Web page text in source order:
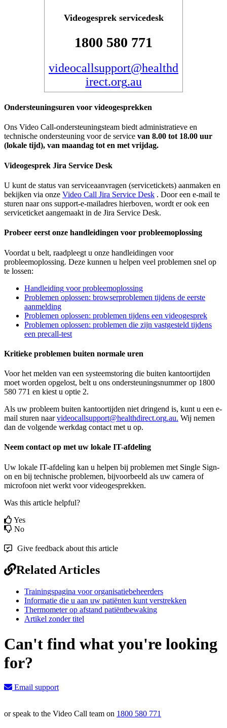
Videogesprek servicedesk
1800 580 771
videocallsupport@healthd
irect.org.au
Ondersteuningsuren voor videogesprekken
Ons Video Call-ondersteuningsteam biedt administratieve en
technische ondersteuning voor de service van 8.00 tot 18.00 uur
(lokale tijd), van maandag tot en met vrijdag.
Videogesprek Jira Service Desk
U kunt de status van serviceaanvragen (servicetickets) aanmaken en
bekijken via onze Video Call Jira Service Desk . Door een e-mail te
sturen naar ons support-e-mailadres hierboven, wordt er ook een
serviceticket aangemaakt in de Jira Service Desk.
Probeer eerst onze handleidingen voor probleemoplossing
Voordat u belt, raadpleegt u onze handleidingen voor
probleemoplossing. Deze kunnen u helpen veel problemen snel op
te lossen:
Handleiding voor probleemoplossing
Problemen oplossen: browserproblemen tijdens de eerste
aanmelding
Problemen oplossen: problemen tijdens een videogesprek
Problemen oplossen: problemen die zijn vastgesteld tijdens
een precall-test
Kritieke problemen buiten normale uren
Voor het melden van een systeemstoring die buiten kantoortijden
moet worden opgelost, belt u ons ondersteuningsnummer op 1800
580 771 en kiest u optie 2.
Als uw probleem buiten kantoortijden niet dringend is, kunt u een e-
mail sturen naar videocallsupport@healthdirect.org.au. Wij nemen
dan de volgende werkdag contact met u op.
Neem contact op met uw lokale IT-afdeling
Uw lokale IT-afdeling kan u helpen bij problemen met Single Sign-
on en bij technische problemen, bijvoorbeeld als uw camera of
microfoon niet werkt voor videogesprekken.
Was this article helpful?
Yes
No
Give feedback about this article
Related Articles
Trainingspagina voor organisatiebeheerders
Informatie die u aan uw patiënten kunt verstrekken
Thermometer op afstand patiëntbewaking
Artikel zonder titel
Can't find what you're looking
for?
Email support
or speak to the Video Call team on 1800 580 771